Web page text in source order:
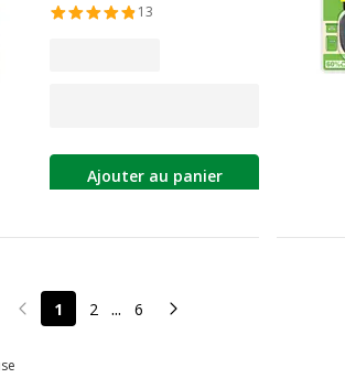
13
Ajouter au panier
Page précédente
1 2 ... 6 Page suivante